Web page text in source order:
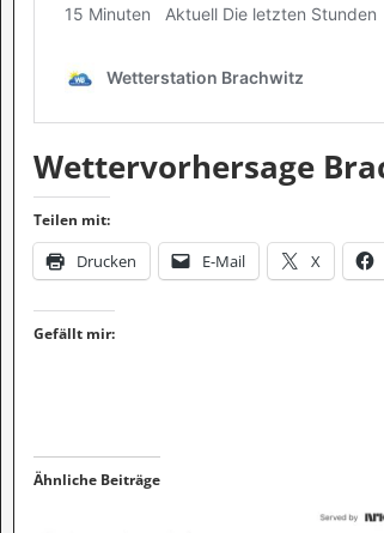
Wettervorhersage
Teilen mit:
Drucken E-Mail X
Gefällt mir:
Ähnliche Beiträge